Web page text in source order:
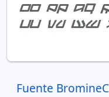
Fuente